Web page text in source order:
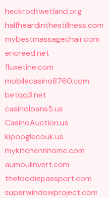
heckrodtwetland.org
halfheardinthestillness.com
mybestmassagechair.com
ericreed.net
fluxetine.com
mobilecasino8760.com
betqq3.net
casinoloans5.us
CasinoAuction.us
kipooglecouk.us
mykitchennhome.com
aumoulinvert.com
thefoodiepassport.com
superwindowproject.com